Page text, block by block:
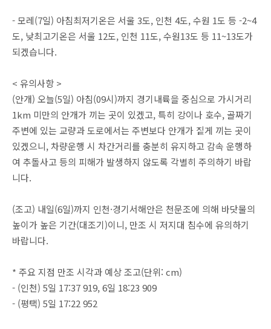
- 모레(7일) 아침최저기온은 서울 3도, 인천 4도, 수원 1도 등 -2~4
도, 낮최고기온은 서울 12도, 인천 11도, 수원13도 등 11~13도가
되겠습니다.
< 유의사항 >
(안개) 오늘(5일) 아침(09시)까지 경기내륙을 중심으로 가시거리
1km 미만의 안개가 끼는 곳이 있겠고, 특히 강이나 호수, 골짜기
주변에 있는 교량과 도로에서는 주변보다 안개가 짙게 끼는 곳이
있겠으니, 차량운행 시 차간거리를 충분히 유지하고 감속 운행하
여 추돌사고 등의 피해가 발생하지 않도록 각별히 주의하기 바랍
니다.
(조고) 내일(6일)까지 인천·경기서해안은 천문조에 의해 바닷물의
높이가 높은 기간(대조기)이니, 만조 시 저지대 침수에 유의하기
바랍니다.
* 주요 지점 만조 시각과 예상 조고(단위: cm)
- (인천) 5일 17:37 919, 6일 18:23 909
- (평택) 5일 17:22 952